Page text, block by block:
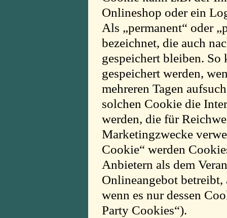
Onlineshop oder ein
Als „permanent“ oder
bezeichnet, die auch
gespeichert bleiben.
gespeichert werden,
mehreren Tagen
solchen Cookie die
werden, die für
Marketingzwecke
Cookie“ werden
Anbietern als dem
Onlineangebot
wenn es nur dessen
Party Cookies“).